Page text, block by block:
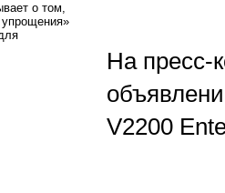
о том,
На пресс-
V2200